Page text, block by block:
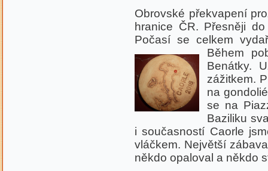
Obrovské překvapení
hranice ČR. Přesněji
Počasí se celkem
Během
Benátky.
zážitkem.
na
se na
Baziliku
i současností Caorle
vláčkem. Největší
někdo opaloval a někdo